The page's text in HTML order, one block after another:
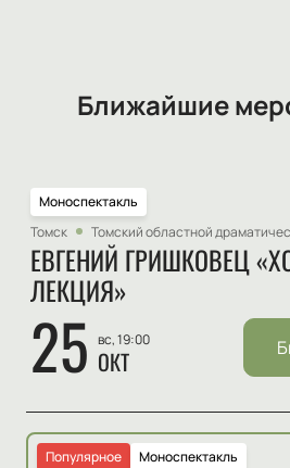
Ближайшие
Моноспектакль
Томск
Томский областной
ЕВГЕНИЙ ГРИШКОВЕЦ
ЛЕКЦИЯ»
25 вс, 19:00
ОКТ
Моноспектакль
Популярное